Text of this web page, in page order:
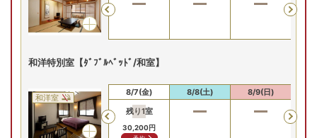
Previous
和洋特別室【ﾀﾞﾌﾞﾙﾍﾞｯﾄﾞ/和室】
和洋室
Previous
8/6(木)
8/7(金)
残り1室
30,200円
8/8(土) 8/9(日)